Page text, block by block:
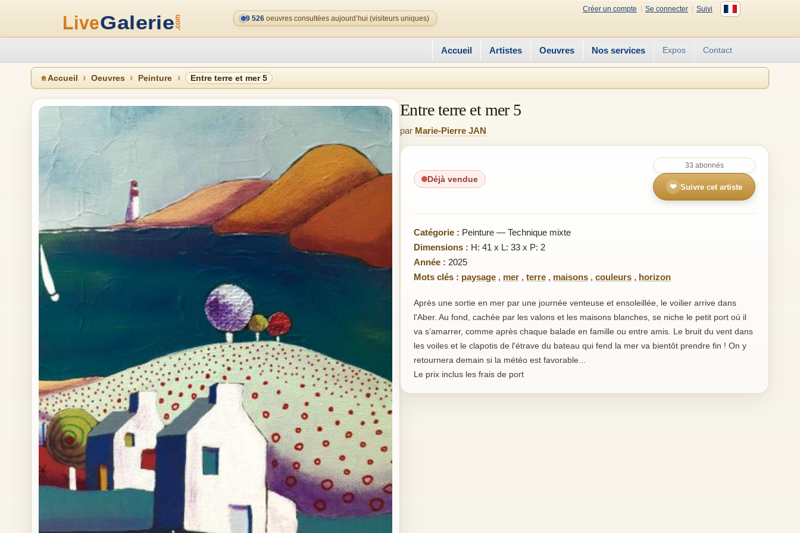
Créer un compte Se connecter
Suivi
9 526 oeuvres consultées aujourd’hui (visiteurs uniques)
Accueil Artistes Oeuvres Nos services Expos Contact
Accueil Oeuvres Peinture Entre terre et mer 5
Entre terre et mer 5
par Marie-Pierre JAN
Déjà vendue
33 abonnés
❤ Suivre cet artiste
Catégorie : Peinture — Technique mixte
Dimensions : H: 41 x L: 33 x P: 2
Année : 2025
Mots clés : paysage , mer , terre , maisons , couleurs , horizon
Après une sortie en mer par une journée venteuse et ensoleillée, le voilier arrive dans
l'Aber. Au fond, cachée par les valons et les maisons blanches, se niche le petit port où il
va s’amarrer, comme après chaque balade en famille ou entre amis. Le bruit du vent dans
les voiles et le clapotis de l'étrave du bateau qui fend la mer va bientôt prendre fin ! On y
retournera demain si la météo est favorable...
Le prix inclus les frais de port